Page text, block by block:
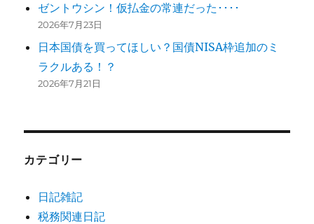
ゼントウシン！仮払金の常連だった････
2026年7月23日
日本国債を買ってほしい？国債NISA枠追加のミ
ラクルある！？
2026年7月21日
カテゴリー
日記雑記
税務関連日記